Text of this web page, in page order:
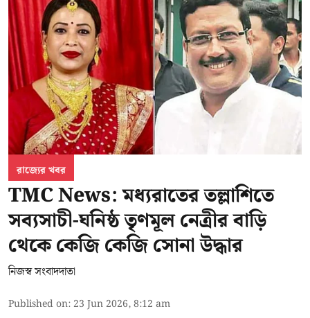
রাজ্যের খবর
TMC News: মধ্যরাতের তল্লাশিতে
সব্যসাচী-ঘনিষ্ঠ তৃণমূল নেত্রীর বাড়ি
থেকে কেজি কেজি সোনা উদ্ধার
নিজস্ব সংবাদদাতা
Published on: 23 Jun 2026, 8:12 am